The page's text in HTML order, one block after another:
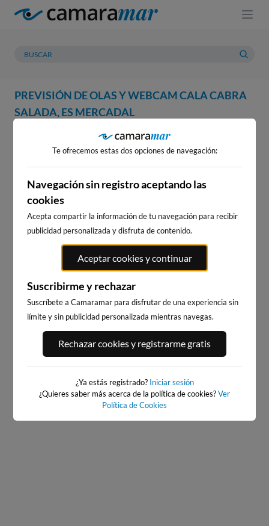
PREVISIÓN DE OLAS Y WEBCAM CALA CABRA
SALADA, ES MERCADAL
PREVISIÓN METEOROLOGÍA
WEBCAM CALA CABRA
SALADA, ES MERCADAL
WEBCAMS CERCANAS
PORT ANDRATX
160km · Andratx
PLAYA EL MASNOU
0.1 m CHOPI
Te ofrecemos estas dos opciones de navegación:
Navegación sin registro aceptando las
cookies
Acepta compartir la información de tu navegación para recibir
publicidad personalizada y disfruta de contenido.
Aceptar cookies y continuar
Suscribirme y rechazar
Suscríbete a Camaramar para disfrutar de una experiencia sin
límite y sin publicidad personalizada mientras navegas.
Rechazar cookies y registrarme gratis
¿Ya estás registrado? Iniciar sesión
¿Quieres saber más acerca de la política de cookies?Ver
Política de Cookies